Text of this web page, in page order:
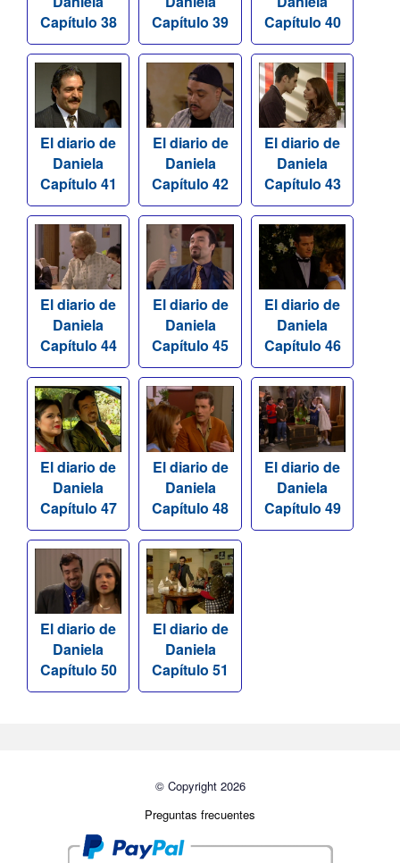
Capítulo 38
Capítulo 39
Capítulo 40
El diario de
Daniela
Capítulo 41
El diario de
Daniela
Capítulo 42
El diario de
Daniela
Capítulo 43
El diario de
Daniela
Capítulo 44
El diario de
Daniela
Capítulo 45
El diario de
Daniela
Capítulo 46
El diario de
Daniela
Capítulo 47
El diario de
Daniela
Capítulo 48
El diario de
Daniela
Capítulo 49
El diario de
Daniela
Capítulo 50
El diario de
Daniela
Capítulo 51
© Copyright 2026
Preguntas frecuentes